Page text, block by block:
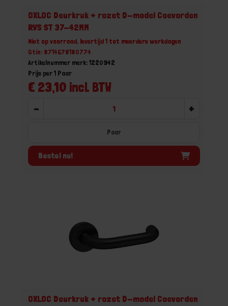
OXLOC Deurkruk + rozet D-model Coevorden
RVS ST 37-42MM
Niet op voorraad, levertijd 1 tot meerdere werkdagen
Gtin: 8714678180774
Artikelnummer merk: 1220942
€ 23,10 incl. BTW
Prijs per 1 Paar
- +
Paar
Bestel nu!
OXLOC Deurkruk + rozet D-model Coevorden